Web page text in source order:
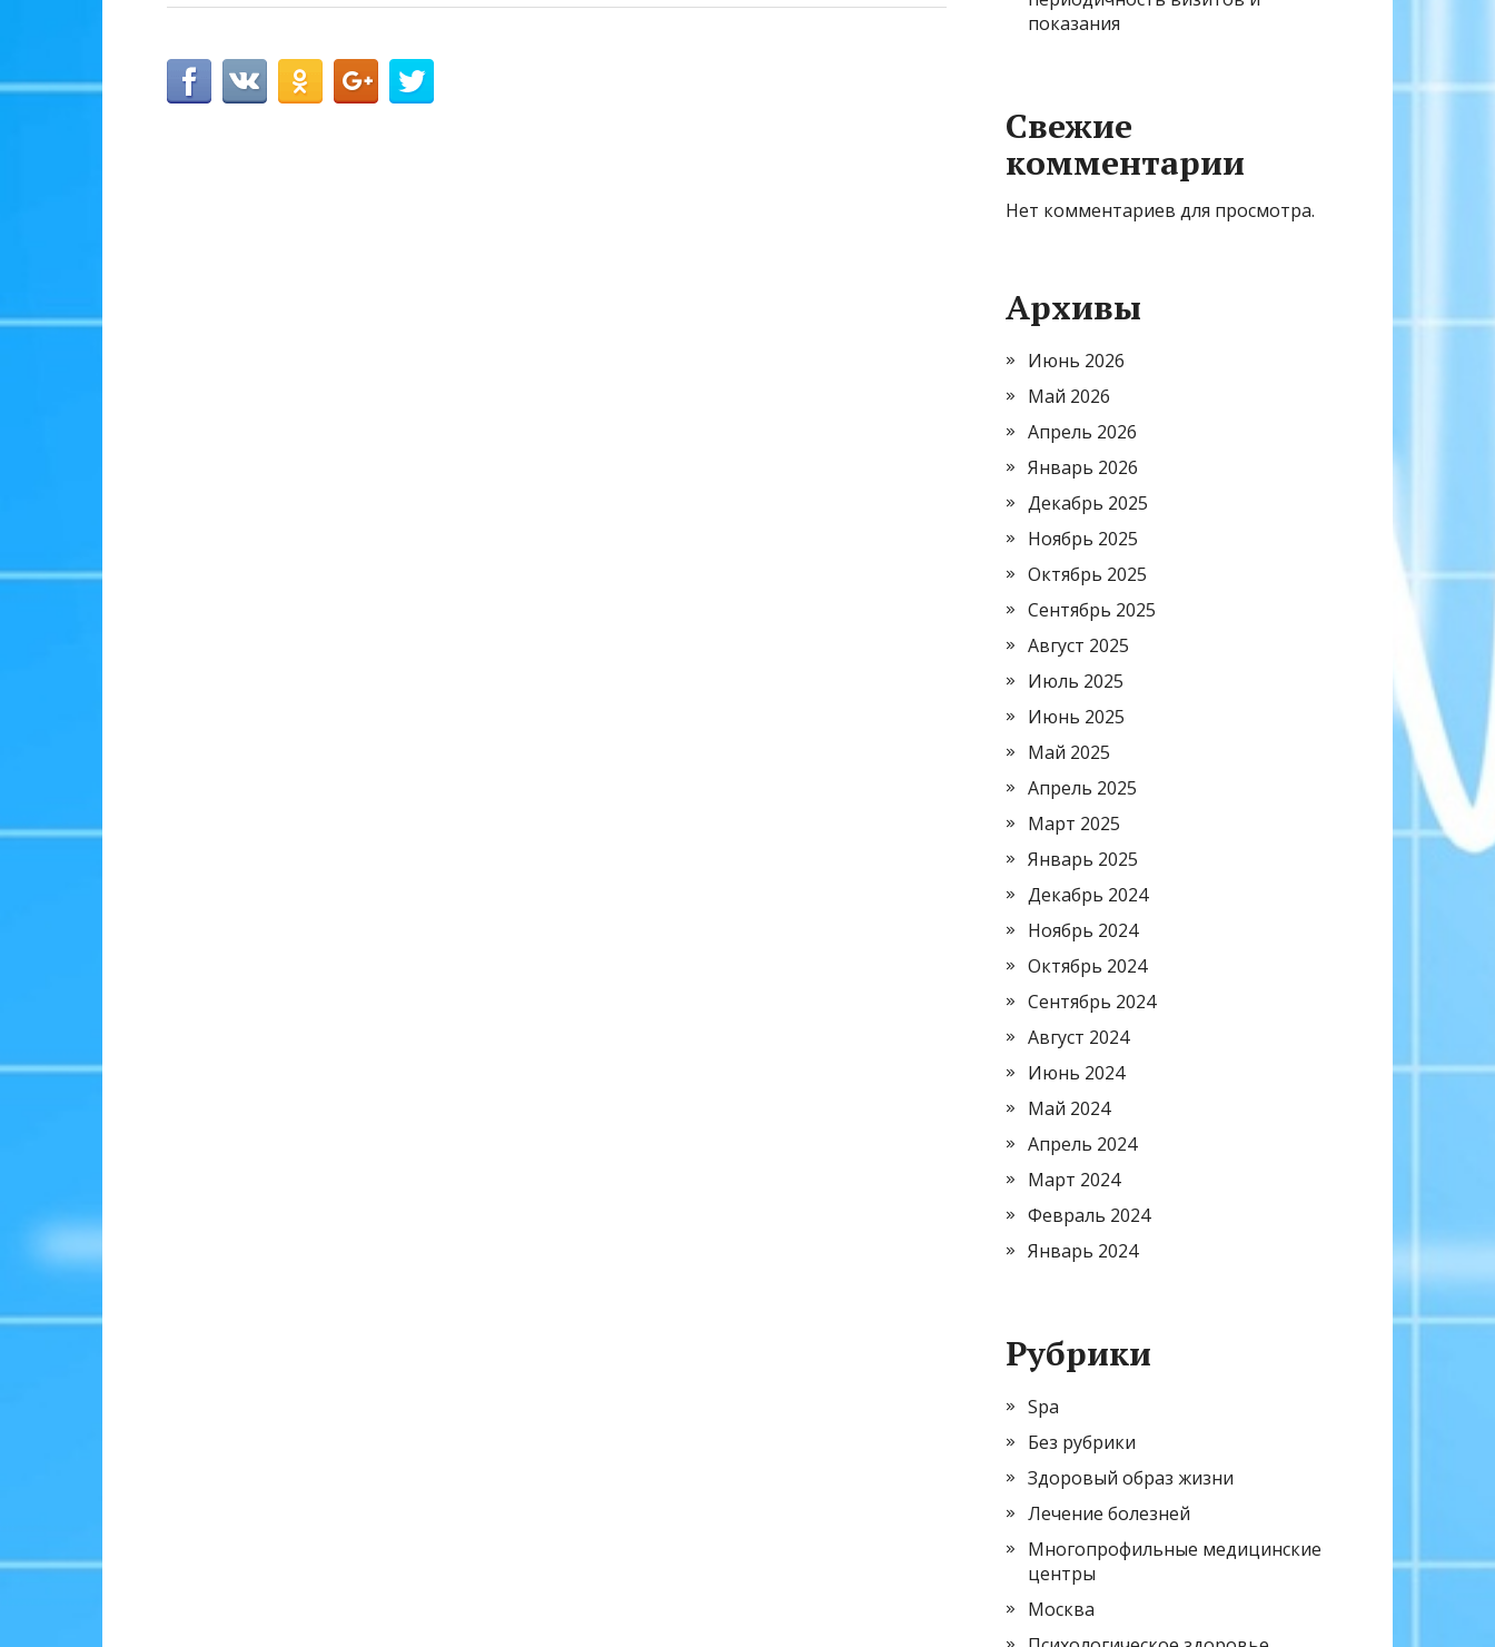
показания
Свежие
комментарии
Нет комментариев для просмотра.
Архивы
Июнь 2026
Май 2026
Апрель 2026
Январь 2026
Декабрь 2025
Ноябрь 2025
Октябрь 2025
Сентябрь 2025
Август 2025
Июль 2025
Июнь 2025
Май 2025
Апрель 2025
Март 2025
Январь 2025
Декабрь 2024
Ноябрь 2024
Октябрь 2024
Сентябрь 2024
Август 2024
Июнь 2024
Май 2024
Апрель 2024
Март 2024
Февраль 2024
Январь 2024
Рубрики
Spa
Без рубрики
Здоровый образ жизни
Лечение болезней
Многопрофильные медицинские
центры
Москва